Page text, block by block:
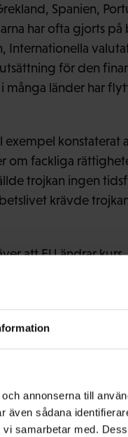
annonserna till
sådana
samarbetar med.
Spanien,
har ofta gjorts på
Internationella
för den
länder har
konstaterat
om fackliga
trojkan ingen
krävde
att EU ändrar
borde betydligt
och
det som att man
Hur kan man